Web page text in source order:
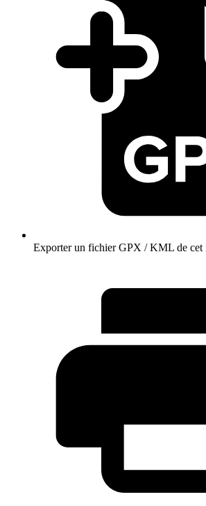
Exporter un fichier GPX / KML de cet